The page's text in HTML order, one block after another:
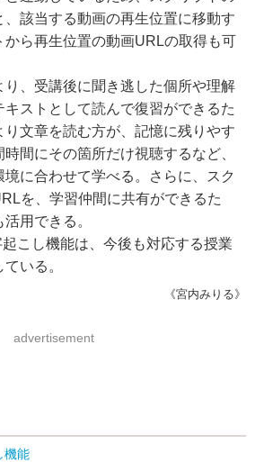
該当する動画の再生位置に移動す
から再生位置の動画URLの取得も可
、受講後に聞き逃した個所や理解
キストとして読んで復習ができるた
文章を読む方が、記憶に残りやす
間にその箇所だけ視聴するなど、
に合わせて学べる。さらに、スク
を、学習仲間に共有ができるた
用できる。
こし機能は、今後も対応する授業
いる。
《宮内みりる》
advertisement
機能